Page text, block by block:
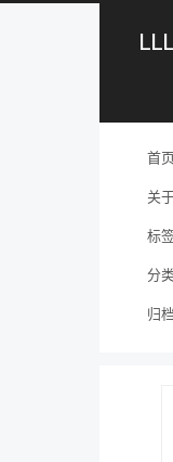
首页
关
标
分
归档